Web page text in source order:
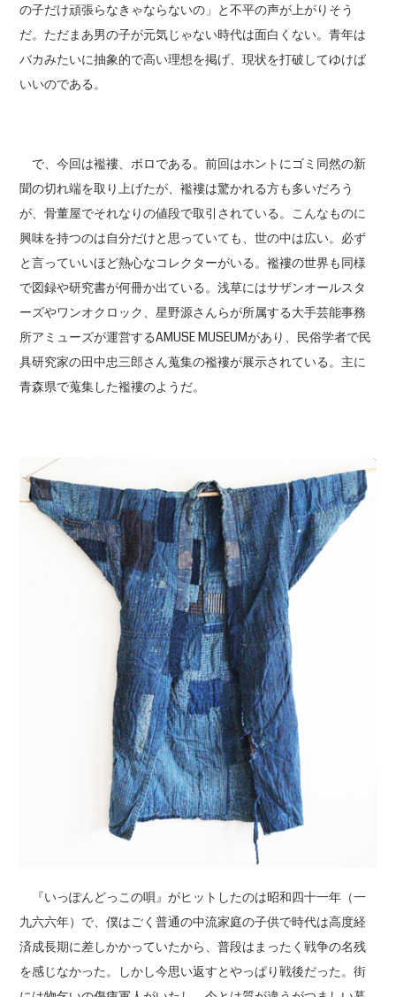
の子だけ頑張らなきゃならないの」と不平の声が上がりそう
だ。ただまあ男の子が元気じゃない時代は面白くない。青年は
バカみたいに抽象的で高い理想を掲げ、現状を打破してゆけば
いいのである。
で、今回は襤褸、ボロである。前回はホントにゴミ同然の新
聞の切れ端を取り上げたが、襤褸は驚かれる方も多いだろう
が、骨董屋でそれなりの値段で取引されている。こんなものに
興味を持つのは自分だけと思っていても、世の中は広い。必ず
と言っていいほど熱心なコレクターがいる。襤褸の世界も同様
で図録や研究書が何冊か出ている。浅草にはサザンオールスタ
ーズやワンオクロック、星野源さんらが所属する大手芸能事務
所アミューズが運営するAMUSE MUSEUMがあり、民俗学者で民
具研究家の田中忠三郎さん蒐集の襤褸が展示されている。主に
青森県で蒐集した襤褸のようだ。
『いっぽんどっこの唄』がヒットしたのは昭和四十一年（一
九六六年）で、僕はごく普通の中流家庭の子供で時代は高度経
済成長期に差しかかっていたから、普段はまったく戦争の名残
を感じなかった。しかし今思い返すとやっぱり戦後だった。街